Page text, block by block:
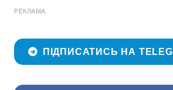
РЕКЛАМА
ПІДПИСАТИСЬ НА